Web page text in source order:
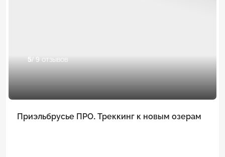
5/ 9 отзывов
Приэльбрусье ПРО. Треккинг к новым озерам